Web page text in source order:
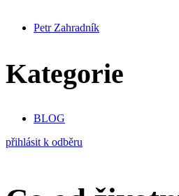
Petr Zahradník
Kategorie
BLOG
přihlásit k odběru